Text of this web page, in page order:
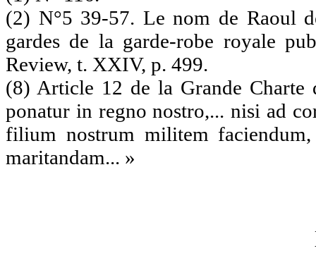
(2) N°5 39-57. Le nom de Raoul
gardes de la garde-robe royale
Review, t. XXIV, p. 499.
(8) Article 12 de la Grande
ponatur in regno nostro,... nisi ad
filium nostrum militem
maritandam... »